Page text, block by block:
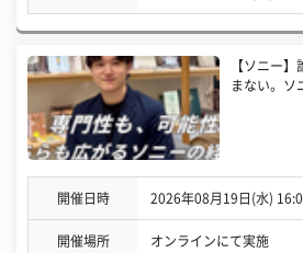
【ソニー
まない。ソ
開催日時 2026年08月19日(水)
開催場所 オンラインにて実施